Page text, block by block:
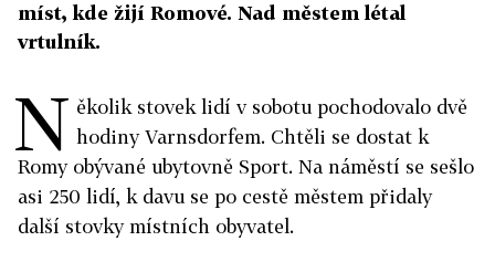
míst, kde žijí Romové. Nad městem létal
vrtulník.
N ěkolik stovek lidí v sobotu pochodovalo dvě
hodiny Varnsdorfem. Chtěli se dostat k
Romy obývané ubytovně Sport. Na náměstí se sešlo
asi 250 lidí, k davu se po cestě městem přidaly
další stovky místních obyvatel.